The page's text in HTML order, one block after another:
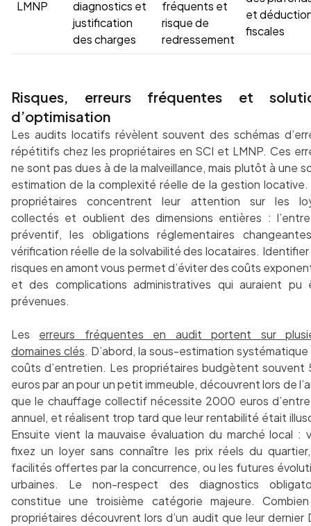
LMNP
diagnostics et
justification
des charges
fréquents et
risque de
redressement
et
fiscales
Risques, erreurs fréquentes et
d’optimisation
Les audits locatifs révèlent souvent des schémas
répétitifs chez les propriétaires en SCI et LMNP. Ces
ne sont pas dues à de la malveillance, mais plutôt à une
estimation de la complexité réelle de la gestion locative.
propriétaires concentrent leur attention sur les
collectés et oublient des dimensions entières :
préventif, les obligations réglementaires
vérification réelle de la solvabilité des locataires.
risques en amont vous permet d’éviter des coûts
et des complications administratives qui auraient pu
prévenues.
Les erreurs fréquentes en audit portent sur
domaines clés. D’abord, la sous-estimation
coûts d’entretien. Les propriétaires budgètent souvent
euros par an pour un petit immeuble, découvrent lors de
que le chauffage collectif nécessite 2000 euros
annuel, et réalisent trop tard que leur rentabilité était
Ensuite vient la mauvaise évaluation du marché local :
fixez un loyer sans connaître les prix réels du
facilités offertes par la concurrence, ou les futures
urbaines. Le non-respect des diagnostics
constitue une troisième catégorie majeure.
propriétaires découvrent lors d’un audit que leur dernier